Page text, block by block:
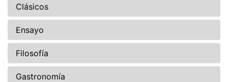
Clásicos
Ensayo
Filosofía
Gastronomía